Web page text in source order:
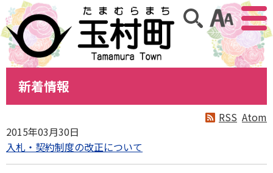
アクセ
サイト内検索
新着情報
RSS Atom
2015年03月30日
入札・契約制度の改正について